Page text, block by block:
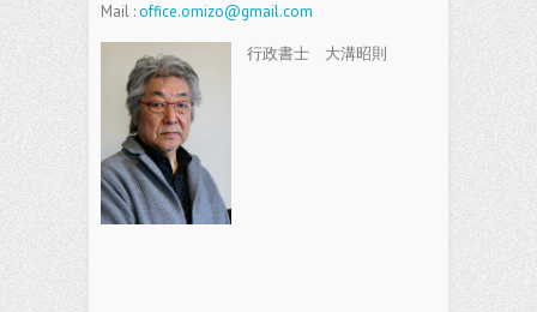
Mail :office.omizo@gmail.com
行政書士 大溝昭則